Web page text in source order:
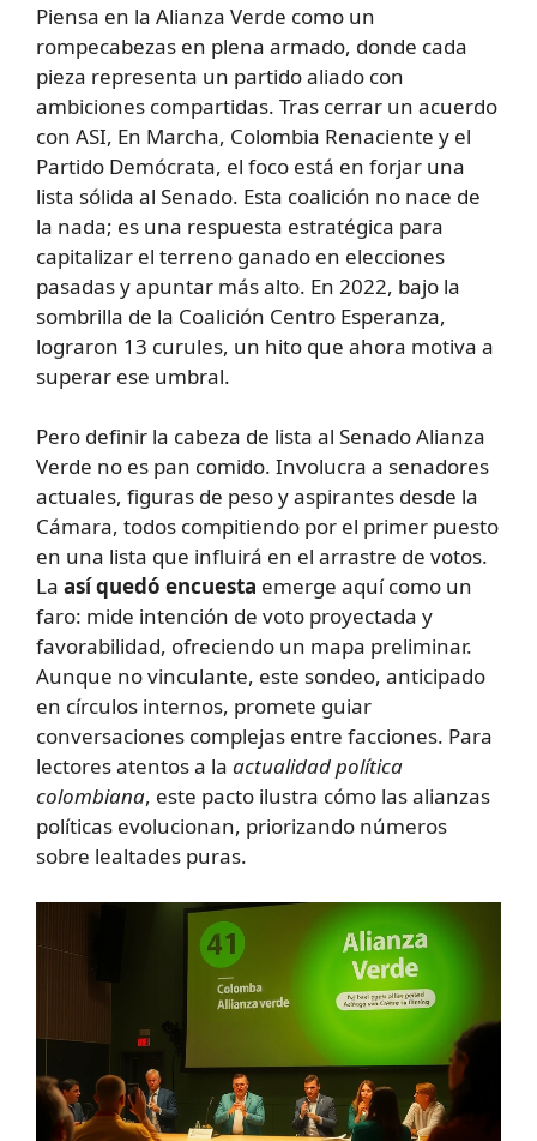
Piensa en la Alianza Verde como un
rompecabezas en plena armado, donde cada
pieza representa un partido aliado con
ambiciones compartidas. Tras cerrar un acuerdo
con ASI, En Marcha, Colombia Renaciente y el
Partido Demócrata, el foco está en forjar una
lista sólida al Senado. Esta coalición no nace de
la nada; es una respuesta estratégica para
capitalizar el terreno ganado en elecciones
pasadas y apuntar más alto. En 2022, bajo la
sombrilla de la Coalición Centro Esperanza,
lograron 13 curules, un hito que ahora motiva a
superar ese umbral.
Pero definir la cabeza de lista al Senado Alianza
Verde no es pan comido. Involucra a senadores
actuales, figuras de peso y aspirantes desde la
Cámara, todos compitiendo por el primer puesto
en una lista que influirá en el arrastre de votos.
La así quedó encuesta emerge aquí como un
faro: mide intención de voto proyectada y
favorabilidad, ofreciendo un mapa preliminar.
Aunque no vinculante, este sondeo, anticipado
en círculos internos, promete guiar
conversaciones complejas entre facciones. Para
lectores atentos a la actualidad política
colombiana, este pacto ilustra cómo las alianzas
políticas evolucionan, priorizando números
sobre lealtades puras.